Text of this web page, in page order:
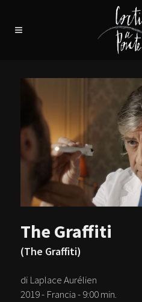
The Graffiti
(The Graffiti)
di Laplace Aurélien
2019 - Francia - 9:00 min.